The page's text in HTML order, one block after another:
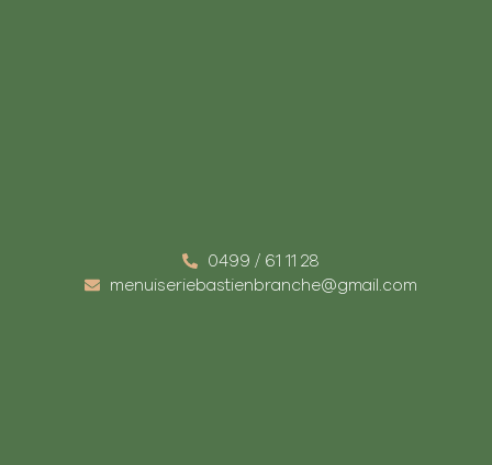
0499 / 61 11 28
menuiseriebastienbranche@gmail.com